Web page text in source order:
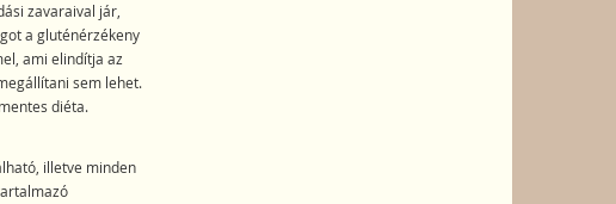
zavaraival jár,
a gluténérzékeny
ami elindítja az
sem lehet.
diéta.
illetve minden